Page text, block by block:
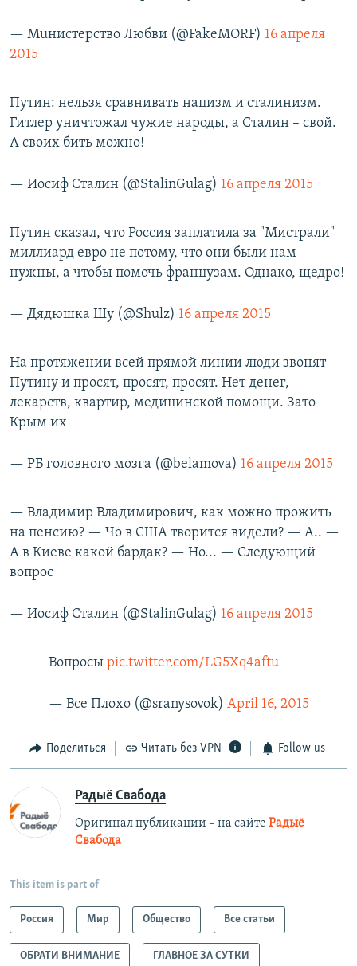
— Мuнистерство Любви (@FakeMORF) 16 апреля
2015
Путин: нельзя сравнивать нацизм и сталинизм.
Гитлер уничтожал чужие народы, а Сталин – свой.
А своих бить можно!
— Иосиф Сталин (@StalinGulag) 16 апреля 2015
Путин сказал, что Россия заплатила за "Мистрали"
миллиард евро не потому, что они были нам
нужны, а чтобы помочь французам. Однако, щедро!
— Дядюшка Шу (@Shulz) 16 апреля 2015
На протяжении всей прямой линии люди звонят
Путину и просят, просят, просят. Нет денег,
лекарств, квартир, медицинской помощи. Зато
Крым их
— РБ головного мозга (@belamova) 16 апреля 2015
— Владимир Владимирович, как можно прожить
на пенсию? — Чо в США творится видели? — А.. —
А в Киеве какой бардак? — Но... — Следующий
вопрос
— Иосиф Сталин (@StalinGulag) 16 апреля 2015
Вопросы pic.twitter.com/LG5Xq4aftu
— Все Плохо (@sranysovok) April 16, 2015
Поделиться Читать без VPN Follow us
Радыё Свабода
Оригинал публикации – на сайте Радыё
Свабода
This item is part of
Россия Мир Общество Все статьи
ОБРАТИ ВНИМАНИЕ ГЛАВНОЕ ЗА СУТКИ